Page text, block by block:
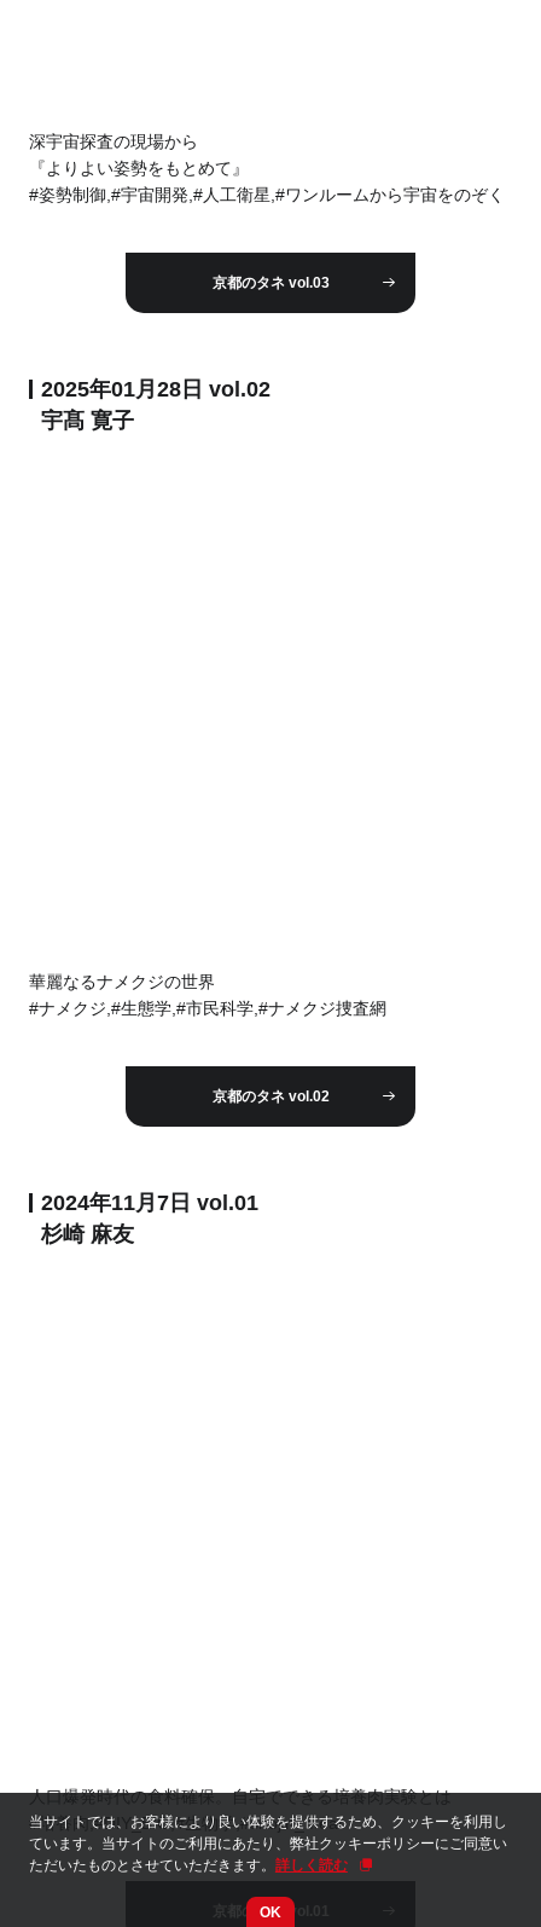
当サイトでは、お客様により良い体験を提供するため、クッキーを利用し
ています。当サイトのご利用にあたり、弊社クッキーポリシーにご同意い
ただいたものとさせていただきます。 詳しく読む
OK
深宇宙探査の現場から
『よりよい姿勢をもとめて』
#姿勢制御,#宇宙開発,#人工衛星,#ワンルームから宇宙をのぞく
京都のタネ vol.03
2025年01月28日 vol.02
宇髙 寛子
華麗なるナメクジの世界
#ナメクジ,#生態学,#市民科学,#ナメクジ捜査網
京都のタネ vol.02
2024年11月7日 vol.01
杉崎 麻友
人口爆発時代の食料確保。自宅でできる培養肉実験とは
#培養肉,#DIY_BIO,#生物学,#shojin_meat
京都のタネ vol.01